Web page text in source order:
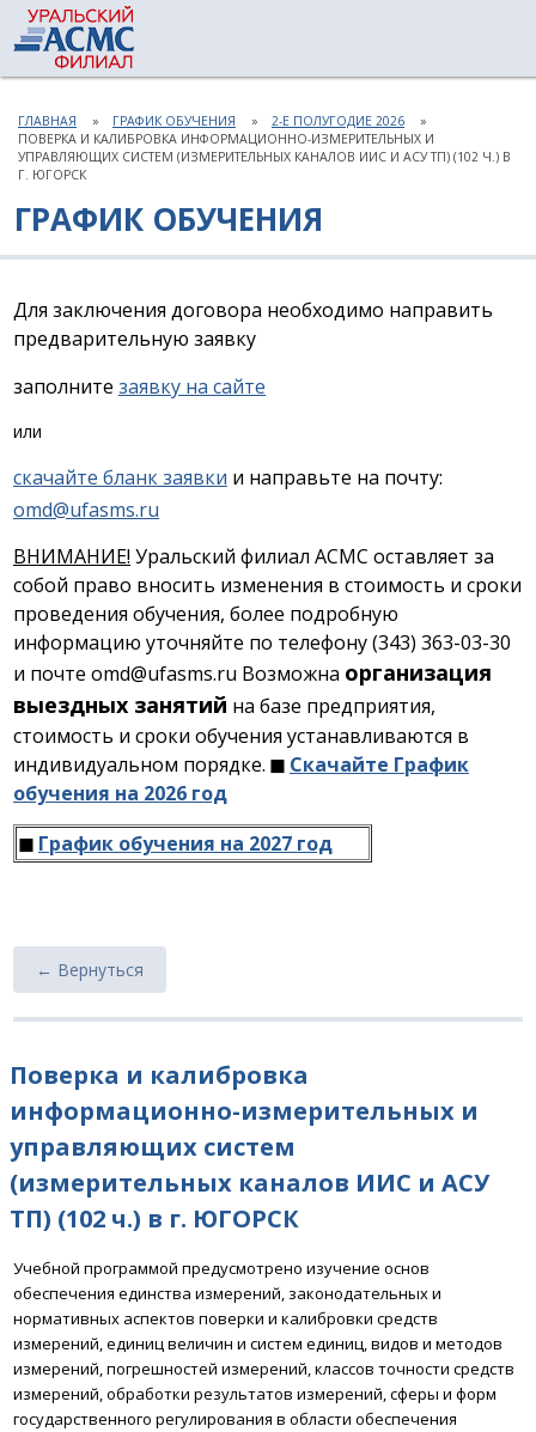
ГЛАВНАЯ ГРАФИК ОБУЧЕНИЯ
2-Е ПОЛУГОДИЕ 2026
ПОВЕРКА И КАЛИБРОВКА ИНФОРМАЦИОННО-ИЗМЕРИТЕЛЬНЫХ И
УПРАВЛЯЮЩИХ СИСТЕМ (ИЗМЕРИТЕЛЬНЫХ КАНАЛОВ ИИС И АСУ ТП) (102 Ч.) В
Г. ЮГОРСК
ГРАФИК ОБУЧЕНИЯ
Для заключения договора необходимо направить
предварительную заявку
заполните заявку на сайте
или
скачайте бланк заявки и направьте на почту:
omd@ufasms.ru
ВНИМАНИЕ! Уральский филиал АСМС оставляет за
собой право вносить изменения в стоимость и сроки
проведения обучения, более подробную
информацию уточняйте по телефону (343) 363-03-30
и почте omd@ufasms.ru Возможна организация
выездных занятий на базе предприятия,
стоимость и сроки обучения устанавливаются в
индивидуальном порядке. ◼ Скачайте График
обучения на 2026 год
◼ График обучения на 2027 год
← Вернуться
Поверка и калибровка
информационно-измерительных и
управляющих систем
(измерительных каналов ИИС и АСУ
ТП) (102 ч.) в г. ЮГОРСК
Учебной программой предусмотрено изучение основ
обеспечения единства измерений, законодательных и
нормативных аспектов поверки и калибровки средств
измерений, единиц величин и систем единиц, видов и методов
измерений, погрешностей измерений, классов точности средств
измерений, обработки результатов измерений, сферы и форм
государственного регулирования в области обеспечения